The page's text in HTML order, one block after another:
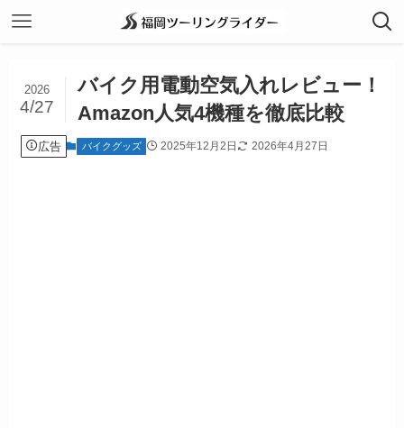
バイク用電動空気入れレビュー！
Amazon人気4機種を徹底比較
2026
4/27
広告 バイクグッズ 2025年12月2日 2026年4月27日